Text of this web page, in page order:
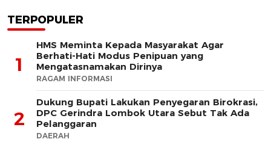
TERPOPULER
1
HMS Meminta Kepada Masyarakat Agar
Berhati-Hati Modus Penipuan yang
Mengatasnamakan Dirinya
RAGAM INFORMASI
2
Dukung Bupati Lakukan Penyegaran Birokrasi,
DPC Gerindra Lombok Utara Sebut Tak Ada
Pelanggaran
DAERAH